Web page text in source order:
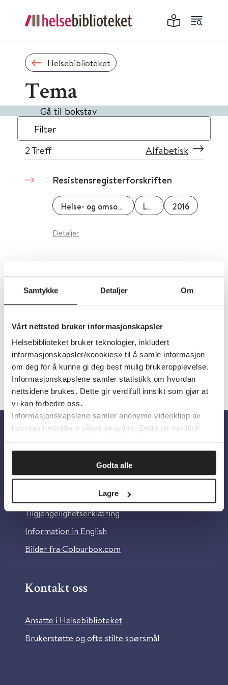
Samtykke Detaljer Om
Vårt nettsted bruker informasjonskapsler
Helsebiblioteket bruker teknologier, inkludert
informasjonskapsler/«cookies» til å samle informasjon
om deg for å kunne gi deg best mulig brukeropplevelse.
Informasjonskapslene samler statistikk om hvordan
nettsidene brukes. Dette gir verdifull innsikt som gjør at
vi kan forbedre oss.
Informasjonskapslene samler anonyme videoklipp av
hvordan nettsidene våres benyttes. Dette gir verdifull
Godta alle
Lagre
Helsebiblioteket
Tema
Gå til bokstav
Filter
2 Treff Alfabetisk
Resistensregisterforskriften
Helse- og omsorgsdepartementet (HOD) Lovdata 2016
Detaljer
Utdanningsdirektoratet
Detaljer
Om oss
Om Helsebiblioteket
Personvern og informasjonskapsler
Tilgjengelighetserklæring
Information in English
Bilder fra Colourbox.com
Kontakt oss
Ansatte i Helsebiblioteket
Brukerstøtte og ofte stilte spørsmål